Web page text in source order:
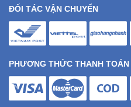
ĐỐI TÁC VẬN CHUYỂN
PHƯƠNG THỨC THANH TOÁN